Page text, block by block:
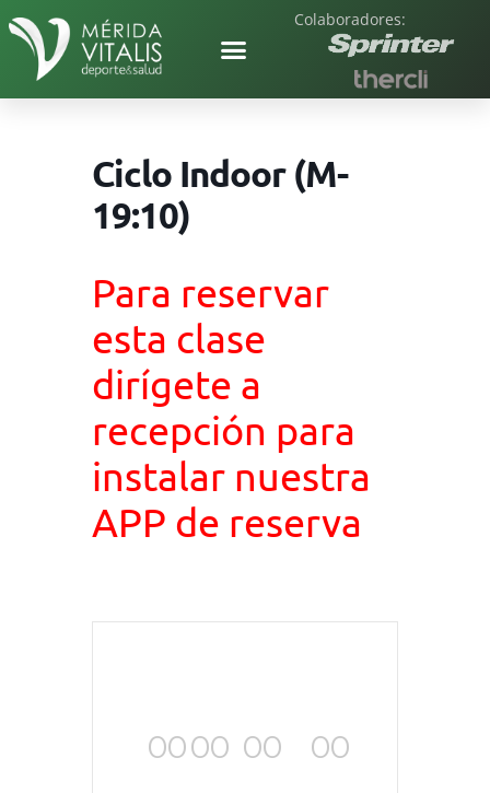
Colaboradores:
Ciclo Indoor (M-
19:10)
Para reservar
esta clase
dirígete a
recepción para
instalar nuestra
APP de reserva
0000 00 00